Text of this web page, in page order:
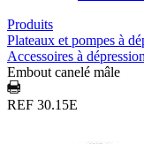
Produits
Plateaux et pompes à
Accessoires à dépression
Embout canelé mâle
REF 30.15E